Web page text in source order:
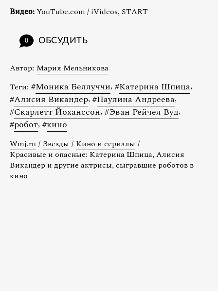
Видео:YouТube.com / iVideos, START
0 ОБСУДИТЬ
Автор: Мария Мельникова
Теги: #Моника Беллуччи, #Катерина Шпица,
#Алисия Викандер, #Паулина Андреева,
#Скарлетт Йохансcон, #Эван Рейчел Вуд,
#робот, #кино
Wmj.ru / Звезды / Кино и сериалы /
Красивые и опасные: Катерина Шпица, Алисия
Викандер и другие актрисы, сыгравшие роботов в
кино